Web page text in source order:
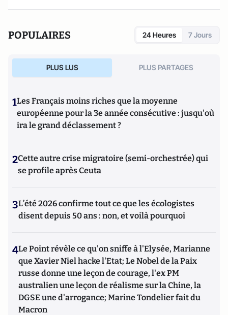
POPULAIRES 24 Heures 7 Jours
PLUS LUS PLUS PARTAGES
1Les Français moins riches que la moyenne
européenne pour la 3e année consécutive : jusqu'où
ira le grand déclassement ?
2Cette autre crise migratoire (semi-orchestrée) qui
se profile après Ceuta
3L’été 2026 confirme tout ce que les écologistes
disent depuis 50 ans : non, et voilà pourquoi
4Le Point révèle ce qu'on sniffe à l'Elysée, Marianne
que Xavier Niel hacke l'Etat; Le Nobel de la Paix
russe donne une leçon de courage, l'ex PM
australien une leçon de réalisme sur la Chine, la
DGSE une d'arrogance; Marine Tondelier fait du
Macron